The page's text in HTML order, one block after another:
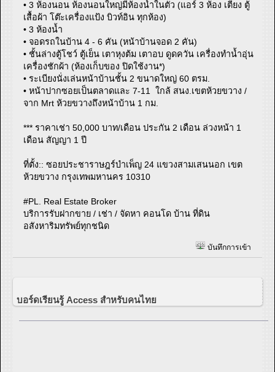
• 3 ห้องนอน ห้องนอนใหญ่มีห้องน้ำในตัว (แอร์ 3 ห้อง เตียง ตู้
เสื้อผ้า โต๊ะเครื่องแป้ง บิวท์อิน ทุกห้อง)
• 3 ห้องน้ำ
• จอดรถในบ้าน 4 - 6 คัน (หน้าบ้านจอด 2 คัน)
• ชั้นล่างตู้โชว์ ตู้เย็น เตาหุงต้ม เตาอบ ดูดควัน เครื่องทำน้ำอุ่น
เครื่องชักผ้า (ห้องเก็บของ ปิดใช้งาน*)
• ระเบียงนั่งเล่นหน้าบ้านชั้น 2 ขนาดใหญ่ 60 ตรม.
• หน้าปากซอยเป็นตลาดและ 7-11 ใกล้ สนง.เขตห้วยขวาง /
จาก Mrt ห้วยขวางถึงหน้าบ้าน 1 กม.
*** ราคาเช่า 50,000 บาท/เดือน ประกัน 2 เดือน ล่วงหน้า 1
เดือน สัญญา 1 ปี
ที่ตั้ง:: ซอยประชาราษฎร์บำเพ็ญ 24 แขวงสามเสนนอก เขต
ห้วยขวาง กรุงเทพมหานคร 10310
#PL. Real Estate Broker
บริการรับฝากขาย / เช่า / จัดหา คอนโด บ้าน ที่ดิน
อสังหาริมทรัพย์ทุกชนิด
บันทึกการเข้า
บอร์ดเรียนรู้ Access สำหรับคนไทย